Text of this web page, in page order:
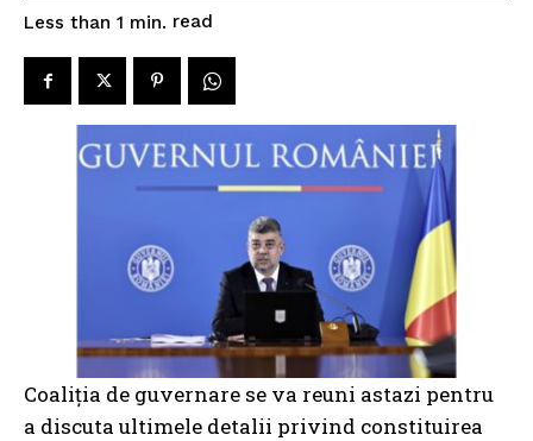
Less than 1 min. read
Coaliția de guvernare se va reuni astazi pentru
a discuta ultimele detalii privind constituirea